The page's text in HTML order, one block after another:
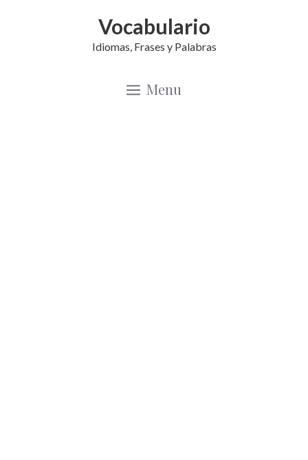
Vocabulario
Idiomas, Frases y Palabras
Menu